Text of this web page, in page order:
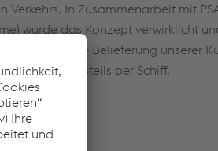
Verkehrs. In Zusammenarbeit mit
wurde das Konzept verwirklicht
mit sich. Die Belieferung unserer
nun Großteils per Schiff.